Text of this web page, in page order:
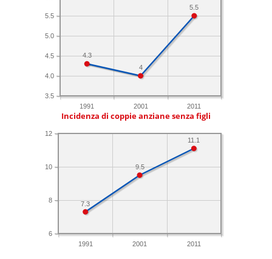
1991 2001 2011
3.5
4.0
4.5
5.0
5.5
5.5
4
4.3
Incidenza di coppie anziane senza figli
1991 2001 2011
6
8
10
12
11.1
9.5
7.3